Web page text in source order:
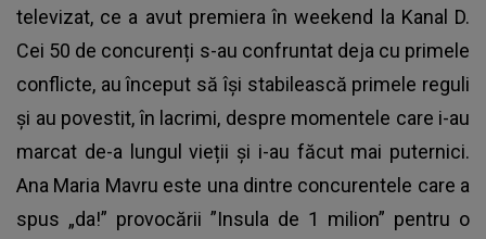
televizat, ce a avut premiera în weekend la Kanal D.
Cei 50 de concurenți s-au confruntat deja cu primele
conflicte, au început să își stabilească primele reguli
și au povestit, în lacrimi, despre momentele care i-au
marcat de-a lungul vieții și i-au făcut mai puternici.
Ana Maria Mavru este una dintre concurentele care a
spus „da!” provocării ”Insula de 1 milion” pentru o